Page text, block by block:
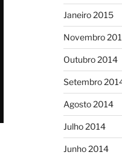
Janeiro 2015
Novembro
Outubro 2014
Setembro
Agosto 2014
Julho 2014
Junho 2014